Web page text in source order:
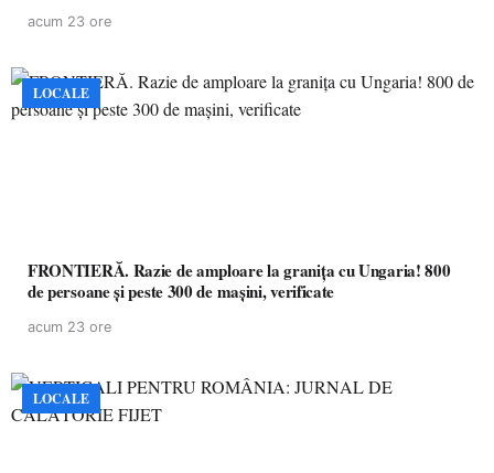
acum 23 ore
LOCALE
FRONTIERĂ. Razie de amploare la granița cu Ungaria! 800
de persoane și peste 300 de mașini, verificate
acum 23 ore
LOCALE